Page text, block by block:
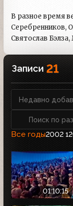
В разное время
Серебренников,
Святослав
Записи 21
Все годы2002 1
01:10:15